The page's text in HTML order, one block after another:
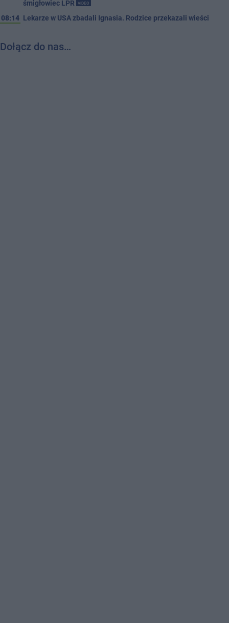
śmigłowiec LPR VIDEO
08:14 Lekarze w USA zbadali Ignasia. Rodzice przekazali wieści
Dołącz do nas…